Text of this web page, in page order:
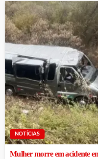
NOTÍCIAS
Mulher morre em acidente